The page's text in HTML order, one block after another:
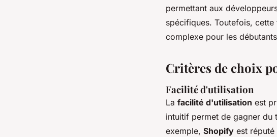
permettant aux
spécifiques. Toutefois,
complexe pour les
Critères de choix
Facilité d'utilisation
La facilité d'utilisation est
intuitif permet de gagner du
exemple, Shopify est